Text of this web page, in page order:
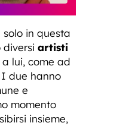
in questa
diversi artisti
lui, come ad
I due hanno
e
momento
insieme,